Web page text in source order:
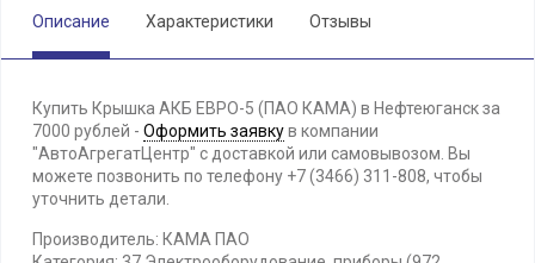
Описание Характеристики Отзывы
Купить Крышка АКБ ЕВРО-5 (ПАО КАМА) в Нефтеюганск за
7000 рублей - Оформить заявкув компании
"АвтоАгрегатЦентр" с доставкой или самовывозом. Вы
можете позвонить по телефону +7 (3466) 311-808, чтобы
уточнить детали.
Производитель: КАМА ПАО